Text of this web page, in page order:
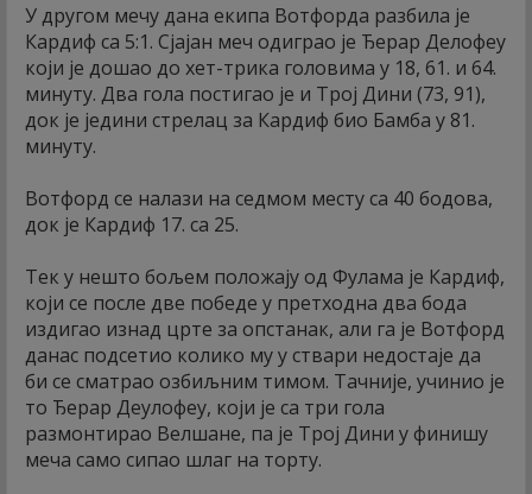
У другом мечу дана екипа Вотфорда разбила је
Кардиф са 5:1. Сјајан меч одиграо је Ђерар Делофеу
који је дошао до хет-трика головима у 18, 61. и 64.
минуту. Два гола постигао је и Трој Дини (73, 91),
док је једини стрелац за Кардиф био Бамба у 81.
минуту.
Вотфорд се налази на седмом месту са 40 бодова,
док је Кардиф 17. са 25.
Тек у нешто бољем положају од Фулама је Кардиф,
који се после две победе у претходна два бода
издигао изнад црте за опстанак, али га је Вотфорд
данас подсетио колико му у ствари недостаје да
би се сматрао озбиљним тимом. Тачније, учинио је
то Ђерар Деулофеу, који је са три гола
размонтирао Велшане, па је Трој Дини у финишу
меча само сипао шлаг на торту.